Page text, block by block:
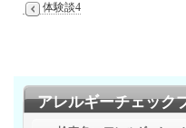
体験談4
アレルギーチェック